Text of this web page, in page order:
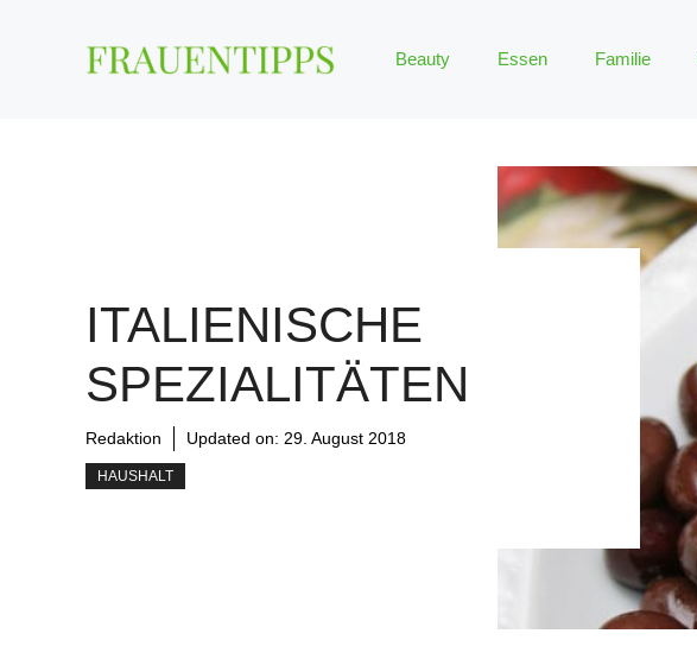
Beauty Essen Familie
ITALIENISCHE
SPEZIALITÄTEN
Redaktion Updated on: 29. August 2018
HAUSHALT